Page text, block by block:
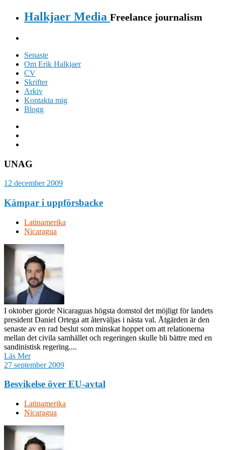
Halkjaer Media Freelance journalism
Senaste
Om Erik Halkjaer
CV
Skrifter
Arkiv
Kontakta mig
Blogg
UNAG
12 december 2009
Kämpar i uppförsbacke
Latinamerika
Nicaragua
I oktober gjorde Nicaraguas högsta domstol det möjligt för landets
president Daniel Ortega att återväljas i nästa val. Åtgärden är den
senaste av en rad beslut som minskat hoppet om att relationerna
mellan det civila samhället och regeringen skulle bli bättre med en
sandinistisk regering....
Läs Mer
27 september 2009
Besvikelse över EU-avtal
Latinamerika
Nicaragua